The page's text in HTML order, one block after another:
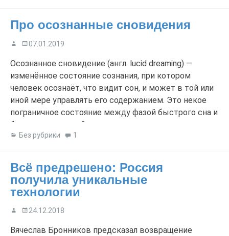
уж значительным. Однако я убеждён, что истина
кроется в деталях, […]
Про осознанные сновидения
07.01.2019
Осознанное сновидение (англ. lucid dreaming) —
изменённое состояние сознания, при котором
человек осознаёт, что видит сон, и может в той или
иной мере управлять его содержанием. Это некое
пограничное состояние между фазой быстрого сна и
бодрствованием. Осознанные сновидения являются
предметом научных исследований, их
японскими учёными. Осознанные сновидения могут
начинаться либо в […]
Без рубрики 1
Всё предрешено: Россия
получила уникальные
технологии
24.12.2018
Вячеслав Бронников предсказал возвращение